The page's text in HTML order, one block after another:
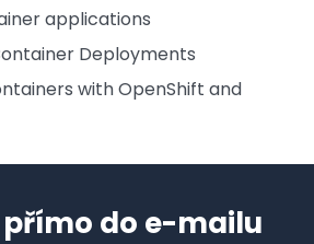
applications
Deployments
with OpenShift and
do e-mailu